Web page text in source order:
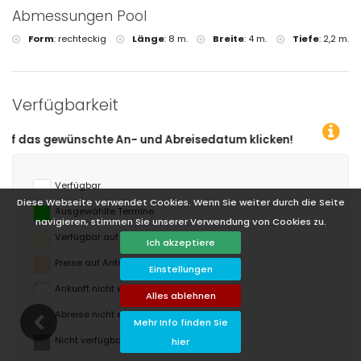
Diese Webseite verwendet Cookies. Wenn Sie weiter durch die Seite
navigieren, stimmen Sie unserer Verwendung von Cookies zu.
Ich akzeptiere
Einstellungen
Alles ablehnen
Mehr Info finden Sie
hier
Abmessungen Pool
Form:rechteckig Länge: 8 m. Breite: 4 m. Tiefe: 2,2 m.
Verfügbarkeit
klicken!
Verfügbar
Ausgewählte Termine
Verfügbar auf Anfrage
Preise auf Anfrage
Ankunft nicht erlaubt
Abreise nicht erlaubt
Nicht verfügbar